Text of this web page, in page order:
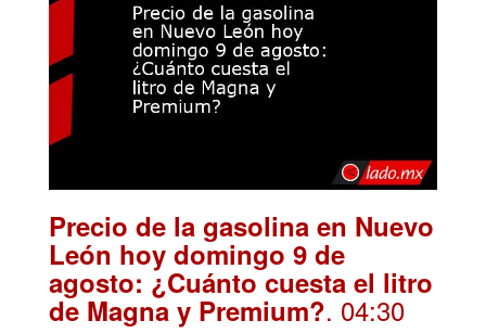
Precio de la gasolina en Nuevo
León hoy domingo 9 de
agosto: ¿Cuánto cuesta el litro
de Magna y Premium?. 04:30